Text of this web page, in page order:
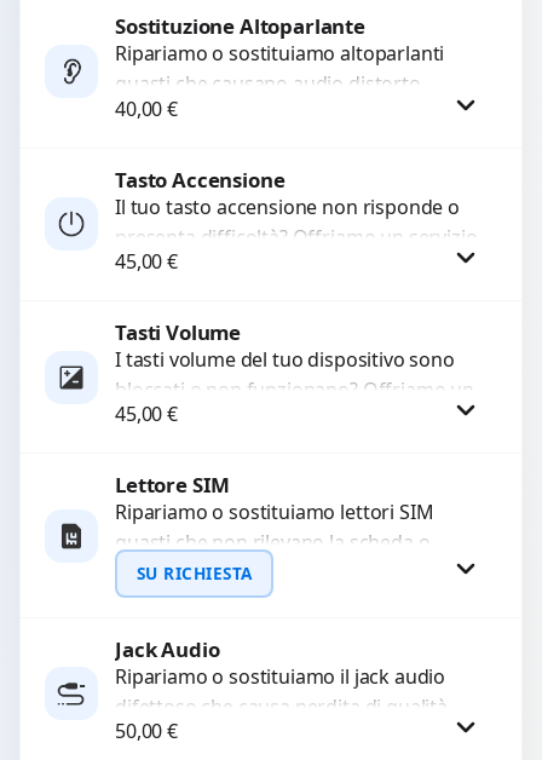
di...
Procedi
Sostituzione Altoparlante
Ripariamo o sostituiamo altoparlanti
guasti che causano audio distorto,
basso o assente. Utilizziamo ricambi di
40,00€
Procedi
Tasto Accensione
Il tuo tasto accensione non risponde o
presenta difficoltà? Offriamo un servizio
professionale di riparazione o
45,00€
Tasti Volume
I tasti volume del tuo dispositivo sono
bloccati o non funzionano? Offriamo un
servizio di riparazione o sostituzione
45,00€
Lettore SIM
Ripariamo o sostituiamo lettori SIM
guasti che non rilevano la scheda o
interrompono il segnale. Utilizziamo
ricambi testati e garantiti...
SU RICHIESTA
Richiedi Preventivo
Jack Audio
Ripariamo o sostituiamo il jack audio
difettoso che causa perdita di qualità
sonora o impossibilità di collegare cuffie
50,00€